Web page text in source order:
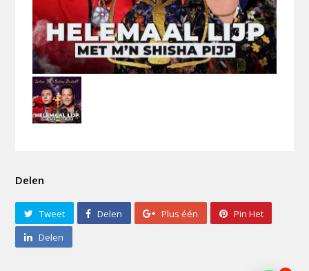
Delen
Tweet Delen Plus één
Pin Het
Delen